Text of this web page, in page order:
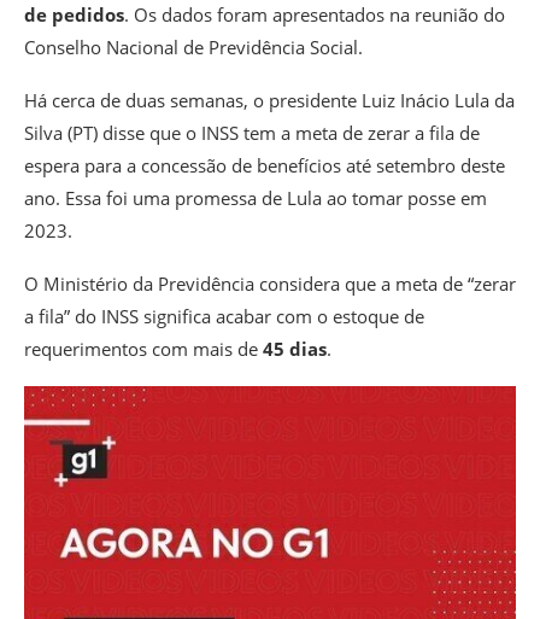
de pedidos. Os dados foram apresentados na reunião do
Conselho Nacional de Previdência Social.
Há cerca de duas semanas, o presidente Luiz Inácio Lula da
Silva (PT) disse que o INSS tem a meta de zerar a fila de
espera para a concessão de benefícios até setembro deste
ano. Essa foi uma promessa de Lula ao tomar posse em
2023.
O Ministério da Previdência considera que a meta de “zerar
a fila” do INSS significa acabar com o estoque de
requerimentos com mais de 45 dias.